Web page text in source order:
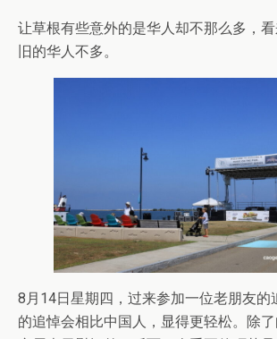
让草根有些意外的是华人却不那么多，
旧的华人不多。
8月14日星期四，过来参加一位老朋友的
的追悼会相比中国人，显得更轻松。除